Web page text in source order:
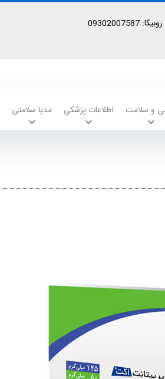
و سلامت اطلاعات پزشکی مدیا سلامتی